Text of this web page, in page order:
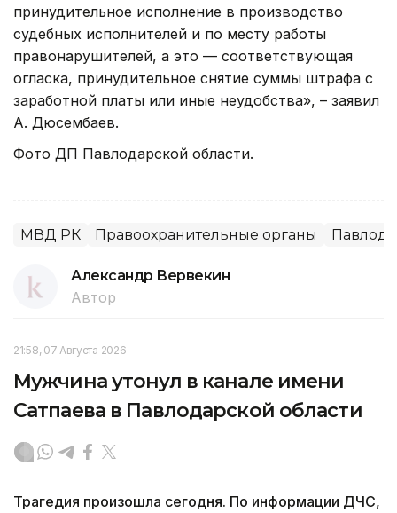
принудительное исполнение в производство
судебных исполнителей и по месту работы
правонарушителей, а это — соответствующая
огласка, принудительное снятие суммы штрафа с
заработной платы или иные неудобства», – заявил
А. Дюсембаев.
Фото ДП Павлодарской области.
МВД РК Правоохранительные органы
Александр Вервекин
Автор
21:58, 07 Августа 2026
Мужчина утонул в канале имени
Сатпаева в Павлодарской области
Трагедия произошла сегодня. По информации ДЧС,